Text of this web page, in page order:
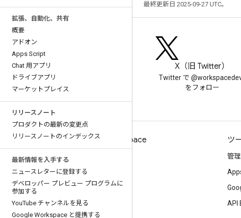
拡張、自動化、共有
概要
アドオン
Apps Script
Chat 用アプリ
ドライブアプリ
マーケットプレイス
リリースノート
プロダクトの最新の変更点
リリースノートのインデックス
最新情報を入手する
ニュースレターに登録する
デベロッパー プレビュー プログラムに
参加する
YouTube チャンネルを見る
Google Workspace と提携する
最終更新日 2025-09-27 UTC。
Google Workspace Developers
ブログを読む
X（旧 Twitter）
Twitter で
をフォロー
デベロッパー向け Google Workspace
プラットフォームの概要
デベロッパー プロダクト
リリースノート
デベロッパー サポート
ツ
管
API